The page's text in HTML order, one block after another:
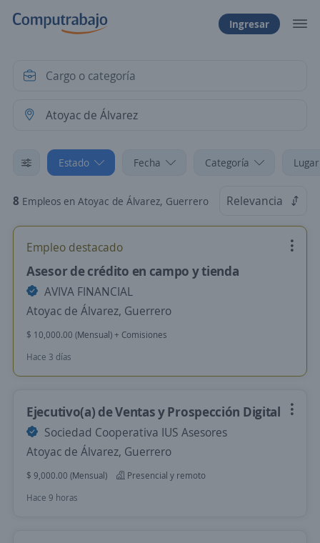
Ingresar
Estado Fecha Categoría
8 Empleos en Atoyac de Álvarez, Guerrero Relevancia
Empleo destacado
Asesor de crédito en campo y tienda
AVIVA FINANCIAL
Atoyac de Álvarez, Guerrero
$ 10,000.00 (Mensual) + Comisiones
Hace 3 días
Ejecutivo(a) de Ventas y Prospección Digital
Sociedad Cooperativa IUS Asesores
Atoyac de Álvarez, Guerrero
$ 9,000.00 (Mensual)
Presencial y remoto
Hace 9 horas